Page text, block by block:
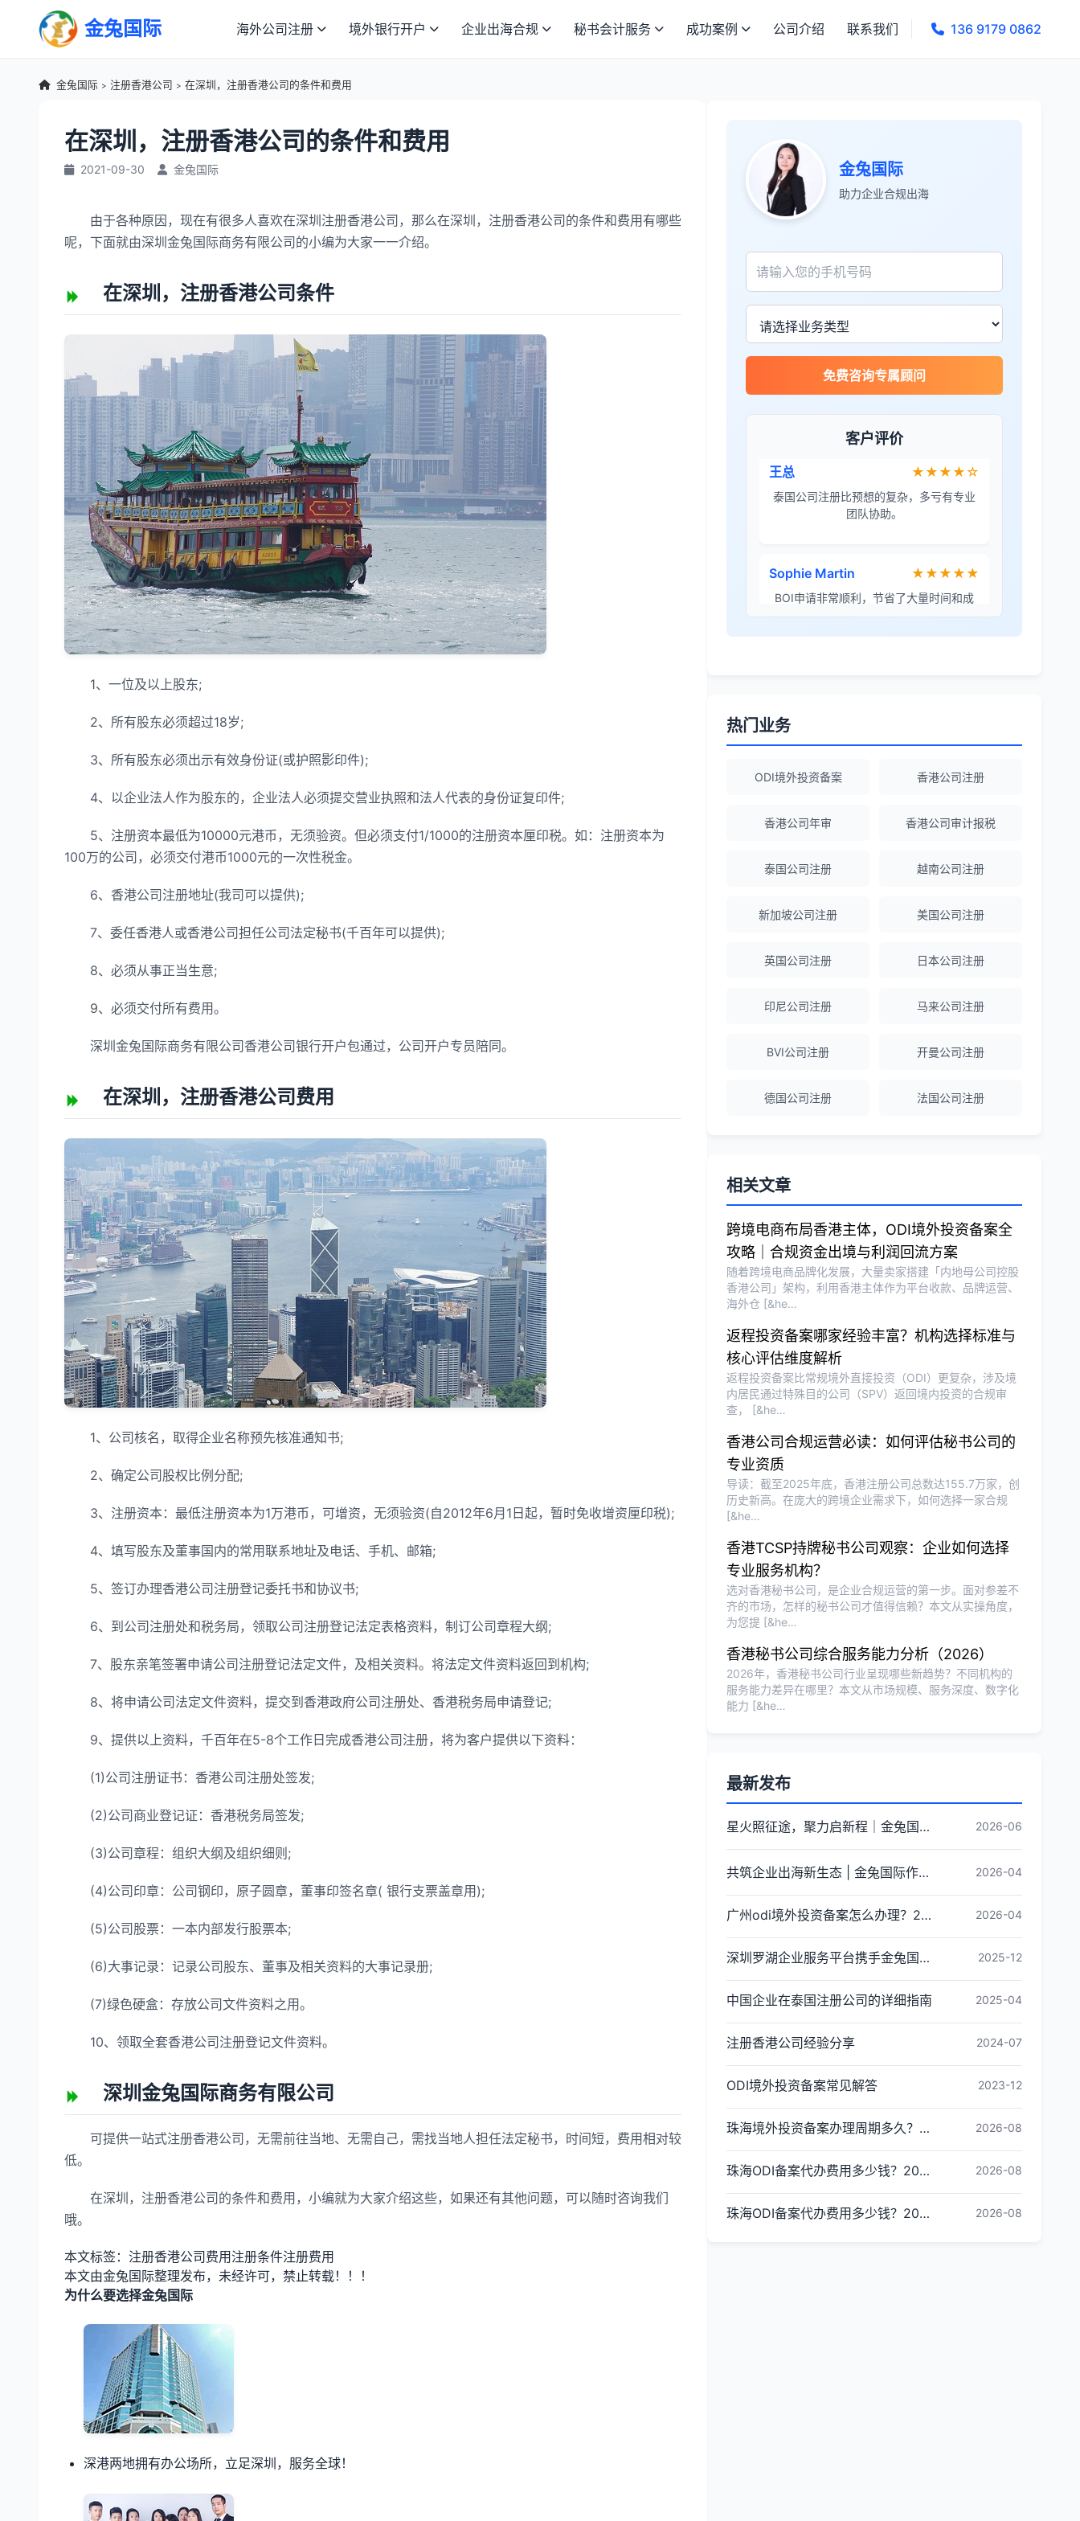
金兔国际 海外公司注册 境外银行开户 企业出海合规 秘书会计服务 成功案例 公司介绍 联系我们 136 9179 0862
金兔国际 > 注册香港公司 > 在深圳，注册香港公司的条件和费用
在深圳，注册香港公司的条件和费用
2021-09-30 金兔国际
由于各种原因，现在有很多人喜欢在深圳注册香港公司，那么在深圳，注册香港公司的条件和费用有哪些
呢，下面就由深圳金兔国际商务有限公司的小编为大家一一介绍。
在深圳，注册香港公司条件
1、一位及以上股东;
2、所有股东必须超过18岁;
3、所有股东必须出示有效身份证(或护照影印件);
4、以企业法人作为股东的，企业法人必须提交营业执照和法人代表的身份证复印件;
5、注册资本最低为10000元港币，无须验资。但必须支付1/1000的注册资本厘印税。如：注册资本为
100万的公司，必须交付港币1000元的一次性税金。
6、香港公司注册地址(我司可以提供);
7、委任香港人或香港公司担任公司法定秘书(千百年可以提供);
8、必须从事正当生意;
9、必须交付所有费用。
深圳金兔国际商务有限公司香港公司银行开户包通过，公司开户专员陪同。
在深圳，注册香港公司费用
1、公司核名，取得企业名称预先核准通知书;
2、确定公司股权比例分配;
3、注册资本：最低注册资本为1万港币，可增资，无须验资(自2012年6月1日起，暂时免收增资厘印税);
4、填写股东及董事国内的常用联系地址及电话、手机、邮箱;
5、签订办理香港公司注册登记委托书和协议书;
6、到公司注册处和税务局，领取公司注册登记法定表格资料，制订公司章程大纲;
7、股东亲笔签署申请公司注册登记法定文件，及相关资料。将法定文件资料返回到机构;
8、将申请公司法定文件资料，提交到香港政府公司注册处、香港税务局申请登记;
9、提供以上资料，千百年在5-8个工作日完成香港公司注册，将为客户提供以下资料：
(1)公司注册证书：香港公司注册处签发;
(2)公司商业登记证：香港税务局签发;
(3)公司章程：组织大纲及组织细则;
(4)公司印章：公司钢印，原子圆章，董事印签名章( 银行支票盖章用);
(5)公司股票：一本内部发行股票本;
(6)大事记录：记录公司股东、董事及相关资料的大事记录册;
(7)绿色硬盒：存放公司文件资料之用。
10、领取全套香港公司注册登记文件资料。
深圳金兔国际商务有限公司
可提供一站式注册香港公司，无需前往当地、无需自己，需找当地人担任法定秘书，时间短，费用相对较
低。
在深圳，注册香港公司的条件和费用，小编就为大家介绍这些，如果还有其他问题，可以随时咨询我们
哦。
本文标签：注册香港公司费用注册条件注册费用
本文由金兔国际整理发布，未经许可，禁止转载！！！
为什么要选择金兔国际
深港两地拥有办公场所，立足深圳，服务全球！
金兔国际
助力企业合规出海
免费咨询专属顾问
客户评价
张先生
服务专业高效，一周就完成了泰国公司注
James Wilson ★★★★★
金兔国际帮我们完成了泰国建厂的所有法
王总 ★★★★☆
泰国公司注册比预想的复杂，多亏有专业
团队协助。
Sophie Martin ★★★★★
BOI申请非常顺利，节省了大量时间和成
Robert Chen ★★★★☆
陈经理 ★★★★★
海外公司注册服务非常专业，顾问响应迅
越南公司注册全程指导，文件准备非常专
Michael Liu
泰国公司注册和银行开户服务高效，推
荐！
刘总 ★★★★★
泰国BOI申请+建厂规划一站式服务，完
Olivia Wang ★★★★★
香港公司注册和审计服务专业高效，非常
热门业务
ODI境外投资备案 香港公司注册
香港公司年审 香港公司审计报税
泰国公司注册 越南公司注册
新加坡公司注册 美国公司注册
英国公司注册 日本公司注册
印尼公司注册 马来公司注册
BVI公司注册 开曼公司注册
德国公司注册 法国公司注册
相关文章
跨境电商布局香港主体，ODI境外投资备案全
攻略｜合规资金出境与利润回流方案
随着跨境电商品牌化发展，大量卖家搭建「内地母公司控股
香港公司」架构，利用香港主体作为平台收款、品牌运营、
海外仓 [&he…
返程投资备案哪家经验丰富？机构选择标准与
核心评估维度解析
返程投资备案比常规境外直接投资（ODI）更复杂，涉及境
内居民通过特殊目的公司（SPV）返回境内投资的合规审
查， [&he…
香港公司合规运营必读：如何评估秘书公司的
专业资质
导读：截至2025年底，香港注册公司总数达155.7万家，创
历史新高。在庞大的跨境企业需求下，如何选择一家合规
[&he…
香港TCSP持牌秘书公司观察：企业如何选择
专业服务机构？
选对香港秘书公司，是企业合规运营的第一步。面对参差不
齐的市场，怎样的秘书公司才值得信赖？本文从实操角度，
为您提 [&he…
香港秘书公司综合服务能力分析（2026）
2026年，香港秘书公司行业呈现哪些新趋势？不同机构的
服务能力差异在哪里？本文从市场规模、服务深度、数字化
能力 [&he…
最新发布
星火照征途，聚力启新程｜金兔国际井冈山红色研学团建圆满收官 2026-06
共筑企业出海新生态 | 金兔国际作为代表单位亮相宝安区出海服务中心揭牌仪式 2026-04
广州odi境外投资备案怎么办理？2026年最新流程详解 2026-04
深圳罗湖企业服务平台携手金兔国际ODI备案专家,共建跨境出海全链条服务新生态 2025-12
中国企业在泰国注册公司的详细指南 2025-04
注册香港公司经验分享 2024-07
ODI境外投资备案常见解答 2023-12
珠海境外投资备案办理周期多久？ODI备案下证时间 2026-08
珠海ODI备案代办费用多少钱？2026最新收费标准 2026-08
珠海ODI备案代办费用多少钱？2026最新收费标准 2026-08